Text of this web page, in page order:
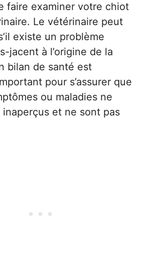
faire examiner votre chiot
Le vétérinaire peut
existe un problème
jacent à l’origine de la
bilan de santé est
pour s’assurer que
ou maladies ne
inaperçus et ne sont pas